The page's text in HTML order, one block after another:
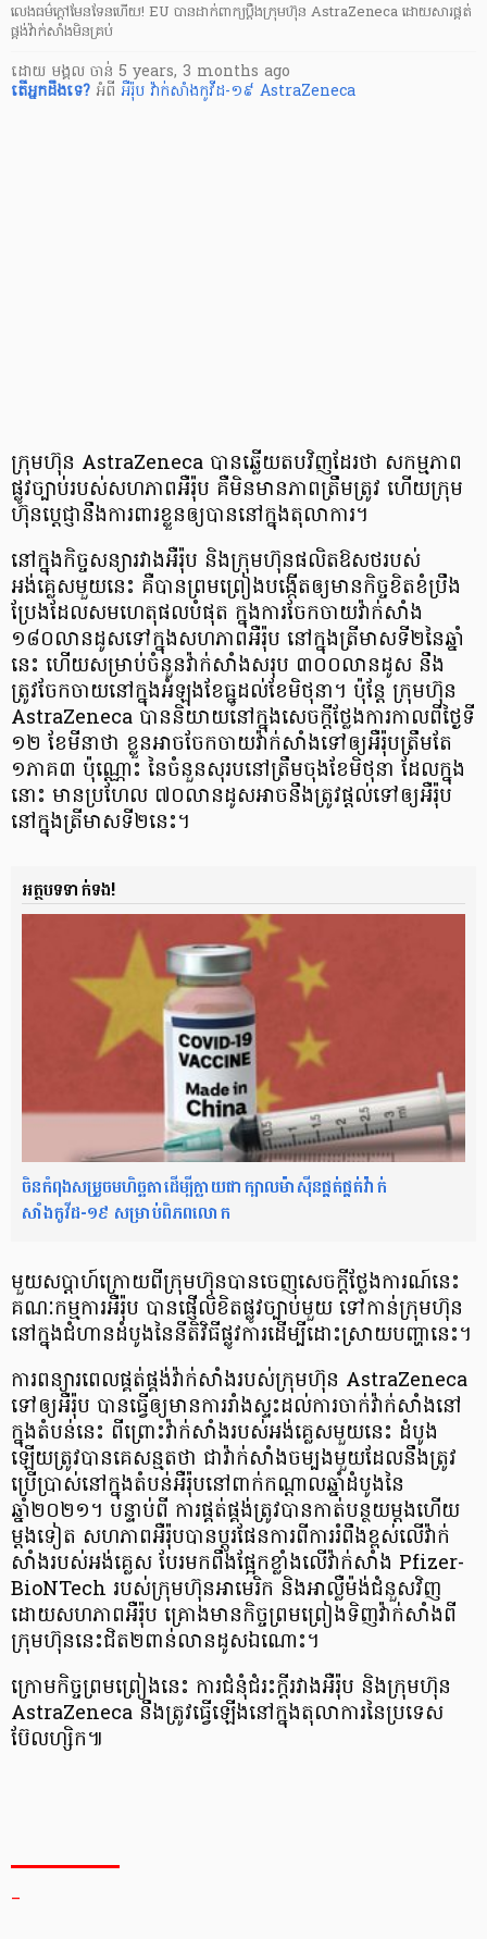
លេងធម៌ក្ដៅមែនទែនហើយ! EU បានដាក់ពាក្យប្ដឹងក្រុមហ៊ុន AstraZeneca ដោយសារផ្គត់
ផ្គង់វ៉ាក់សាំងមិនគ្រប់
ដោយ មង្គល ចាន់ 5 years, 3 months ago
តើ​អ្នក​ដឹងទេ? អំពី អឺរ៉ុប វ៉ាក់សាំងកូវីដ-១៩ AstraZeneca
ក្រុមហ៊ុន AstraZeneca បានឆ្លើយ​តបវិញដែរថា សកម្មភាព​
ផ្លូវច្បាប់​របស់​សហភាពអឺរ៉ុប គឺមិនមាន​ភាពត្រឹមត្រូវ ហើយ​ក្រុម
ហ៊ុន​ប្តេជ្ញា​នឹង​ការពារខ្លួន​ឲ្យបាន​នៅក្នុង​តុលាការ។
នៅក្នុង​កិច្ច​សន្យា​រវាងអឺរ៉ុប និងក្រុមហ៊ុនផលិត​ឱសថ​របស់
អង់គ្លេសមួយនេះ គឺបាន​ព្រមព្រៀង​បង្កើតឲ្យមាន​កិច្ច​ខិតខំប្រឹង
ប្រែង​ដែលសមហេតុផល​បំផុត ក្នុង​ការ​ចែកចាយ​វ៉ាក់សាំង ​
១៨០លាន​ដូស​ទៅក្នុង​សហភាពអឺរ៉ុប នៅក្នុង​ត្រីមាសទី២​នៃឆ្នាំ
នេះ ហើយសម្រាប់​ចំនួន​វ៉ាក់សាំង​សរុប ​៣០០លាន​ដូស នឹង
ត្រូវចែកចាយ​​​នៅក្នុង​អំឡុង​ខែ​ធ្នូ ​ដល់​ខែមិថុនា។ ប៉ុន្ដែ ក្រុមហ៊ុន
AstraZeneca បាន​និយាយ​នៅក្នុង​សេចក្ដីថ្លែងការ​កាលពីថ្ងៃទី
១២ ខែមីនាថា ខ្លួន​អាច​ចែកចាយ​វ៉ាក់សាំង​ទៅឲ្យអឺរ៉ុប​​ត្រឹមតែ​​
១ភាគ៣ ប៉ុណ្ណោះ នៃចំនួន​សុរប​​នៅត្រឹមចុង​ខែ​មិថុនា ដែលក្នុង
នោះ មានប្រហែល​ ៧០លានដូស​អាចនឹង​ត្រូវ​ផ្ដល់ទៅឲ្យអឺរ៉ុប​
នៅក្នុង​ត្រីមាសទី២នេះ។
អត្ថបទទាក់ទង!
ចិនកំពុងសម្រួចមហិច្ឆតាដើម្បីក្លាយជាក្បាលម៉ាស៊ីនផ្គត់ផ្គត់វ៉ាក់
សាំងកូវីដ-១៩ សម្រាប់ពិភពលោក
មួយសប្ដាហ៍ក្រោយពី​ក្រុមហ៊ុន​បានចេញសេចក្ដីថ្លែងការណ៍នេះ
គណៈកម្មការអឺរ៉ុប បាន​ផ្ញើលិខិត​ផ្លូវច្បាប់មួយ ទៅកាន់ក្រុមហ៊ុន​
នៅក្នុង​ជំហានដំបូង​នៃនីតិវិធីផ្លូវការ​ដើម្បី​ដោះស្រាយ​បញ្ហា​នេះ។
ការពន្យារពេល​ផ្គត់ផ្គង់​វ៉ាក់សាំងរបស់​ក្រុមហ៊ុន AstraZeneca ​
ទៅឲ្យអឺរ៉ុប បានធ្វើឲ្យមាន​ការរាំងស្ទះដល់​ការ​ចាក់វ៉ាក់សាំង​នៅ
ក្នុង​តំបន់នេះ ពីព្រោះវ៉ាក់សាំង​របស់​អង់គ្លេសមួយនេះ ដំបូង
ឡើយ​ត្រូវបាន​គេសន្មតថា ជាវ៉ាក់សាំង​ចម្បងមួយដែលនឹង​ត្រូវ​
ប្រើប្រាស់​នៅក្នុងតំបន់​​អឺរ៉ុប​នៅពាក់កណ្ដាល​ឆ្នាំដំបូង​នៃ
ឆ្នាំ២០២១។ បន្ទាប់ពី ការផ្គត់ផ្គង់​ត្រូវបាន​កាត់បន្ថយ​​ម្ដងហើយ
ម្ដងទៀត សហភាពអឺរ៉ុប​បាន​ប្ដូរផែនការ​ពីការរំពឹងខ្ពស់លើ​វ៉ាក់
សាំង​របស់អង់គ្លេស បែរមកពឹងផ្អែកខ្លាំង​​លើវ៉ាក់សាំង Pfizer-
BioNTech របស់ក្រុមហ៊ុន​​អាមេរិក និងអាល្លឺម៉ង់​ជំនួសវិញ
ដោយសហភាពអឺរ៉ុប គ្រោងមានកិច្ចព្រមព្រៀង​ទិញវ៉ាក់សាំងពី
ក្រុមហ៊ុននេះ​ជិត​២ពាន់លាន​ដូសឯណោះ។
ក្រោមកិច្ចព្រមព្រៀងនេះ ការជំនុំជំរះក្ដីរវាង​អឺរ៉ុប និងក្រុមហ៊ុន
AstraZeneca នឹង​ត្រូវធ្វើឡើង​នៅក្នុង​តុលាការនៃប្រទេស​
ប៊ែលហ្សិក៕
_